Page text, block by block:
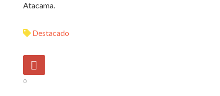
Atacama.
Destacado
0